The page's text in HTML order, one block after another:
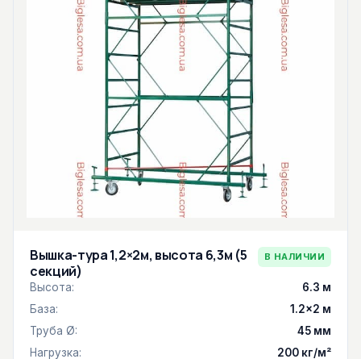
Вышка-тура 1,2×2м, высота 6,3м (5
секций)
В НАЛИЧИИ
Высота:
6.3 м
База:
1.2×2 м
Труба Ø:
45 мм
Нагрузка:
200 кг/м²